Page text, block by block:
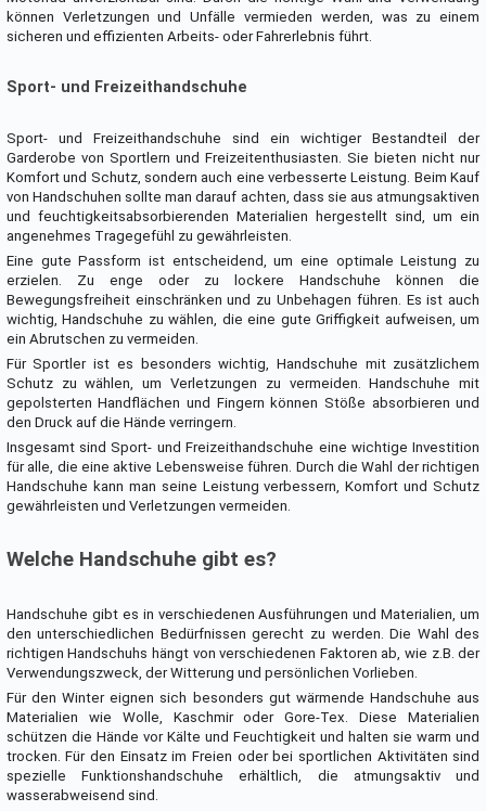
können Verletzungen und Unfälle vermieden werden, was zu einem
sicheren und effizienten Arbeits- oder Fahrerlebnis führt.
Sport- und Freizeithandschuhe
Sport- und Freizeithandschuhe sind ein wichtiger Bestandteil der
Garderobe von Sportlern und Freizeitenthusiasten. Sie bieten nicht nur
Komfort und Schutz, sondern auch eine verbesserte Leistung. Beim Kauf
von Handschuhen sollte man darauf achten, dass sie aus atmungsaktiven
und feuchtigkeitsabsorbierenden Materialien hergestellt sind, um ein
angenehmes Tragegefühl zu gewährleisten.
Eine gute Passform ist entscheidend, um eine optimale Leistung zu
erzielen. Zu enge oder zu lockere Handschuhe können die
Bewegungsfreiheit einschränken und zu Unbehagen führen. Es ist auch
wichtig, Handschuhe zu wählen, die eine gute Griffigkeit aufweisen, um
ein Abrutschen zu vermeiden.
Für Sportler ist es besonders wichtig, Handschuhe mit zusätzlichem
Schutz zu wählen, um Verletzungen zu vermeiden. Handschuhe mit
gepolsterten Handflächen und Fingern können Stöße absorbieren und
den Druck auf die Hände verringern.
Insgesamt sind Sport- und Freizeithandschuhe eine wichtige Investition
für alle, die eine aktive Lebensweise führen. Durch die Wahl der richtigen
Handschuhe kann man seine Leistung verbessern, Komfort und Schutz
gewährleisten und Verletzungen vermeiden.
Welche Handschuhe gibt es?
Handschuhe gibt es in verschiedenen Ausführungen und Materialien, um
den unterschiedlichen Bedürfnissen gerecht zu werden. Die Wahl des
richtigen Handschuhs hängt von verschiedenen Faktoren ab, wie z.B. der
Verwendungszweck, der Witterung und persönlichen Vorlieben.
Für den Winter eignen sich besonders gut wärmende Handschuhe aus
Materialien wie Wolle, Kaschmir oder Gore-Tex. Diese Materialien
schützen die Hände vor Kälte und Feuchtigkeit und halten sie warm und
trocken. Für den Einsatz im Freien oder bei sportlichen Aktivitäten sind
spezielle Funktionshandschuhe erhältlich, die atmungsaktiv und
wasserabweisend sind.